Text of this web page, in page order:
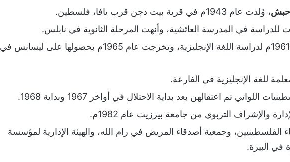
حبش، وُلدت عام 1943م في قرية بيت دجن قرب يافا، فلسطين.
للدراسة في المدرسة العائشية، وأنهت المرحلة الثانوية في نابلس.
التحقت بجامعة دمشق عام 1961م لدراسة اللغة الإنجليزية، وتخرجت عام 1965م بحصولها على ليسانس في
للغة الإنجليزية في الفارعة.
تم اعتقالهن بعد بداية الاحتلال في أواخر 1967 وبداية 1968.
والإشراف التربوي من جامعة بيرزيت عام 1982م.
الفلسطينيين، وجمعية أصدقاء المريض في رام الله، والهيئة الإدارية لمؤسسة
البيرة.